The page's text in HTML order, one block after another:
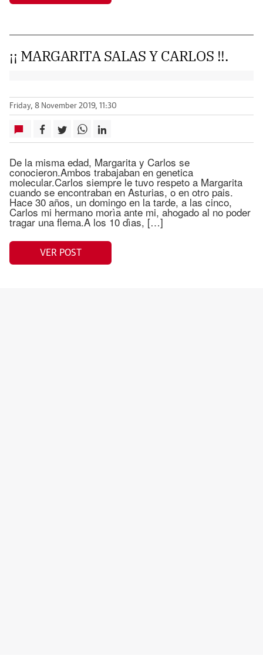
¡¡ MARGARITA SALAS Y CARLOS !!.
Friday, 8 November 2019, 11:30
De la misma edad, Margarita y Carlos se
conocieron.Ambos trabajaban en genetica
molecular.Carlos siempre le tuvo respeto a Margarita
cuando se encontraban en Asturias, o en otro pais.
Hace 30 años, un domingo en la tarde, a las cinco,
Carlos mi hermano morìa ante mi, ahogado al no poder
tragar una flema.A los 10 dìas, […]
VER POST